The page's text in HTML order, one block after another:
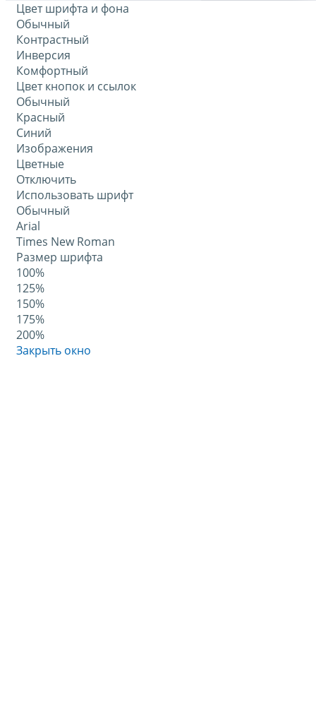
Цвет шрифта и фона
Обычный
Контрастный
Инверсия
Комфортный
Цвет кнопок и ссылок
Обычный
Красный
Синий
Изображения
Цветные
Отключить
Использовать шрифт
Обычный
Arial
Times New Roman
Размер шрифта
100%
125%
150%
175%
200%
Закрыть окно